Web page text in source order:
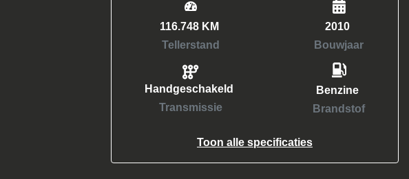
116.748 KM
Tellerstand
Handgeschakeld
Transmissie
2010
Bouwjaar
Benzine
Brandstof
Toon alle specificaties